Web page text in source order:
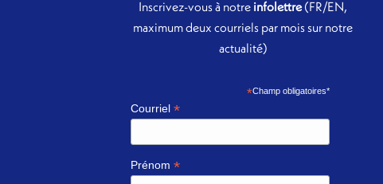
Inscrivez-vous à notre infolettre(FR/EN,
maximum deux courriels par mois sur notre
actualité)
*Champ obligatoires*
Courriel *
Prénom *